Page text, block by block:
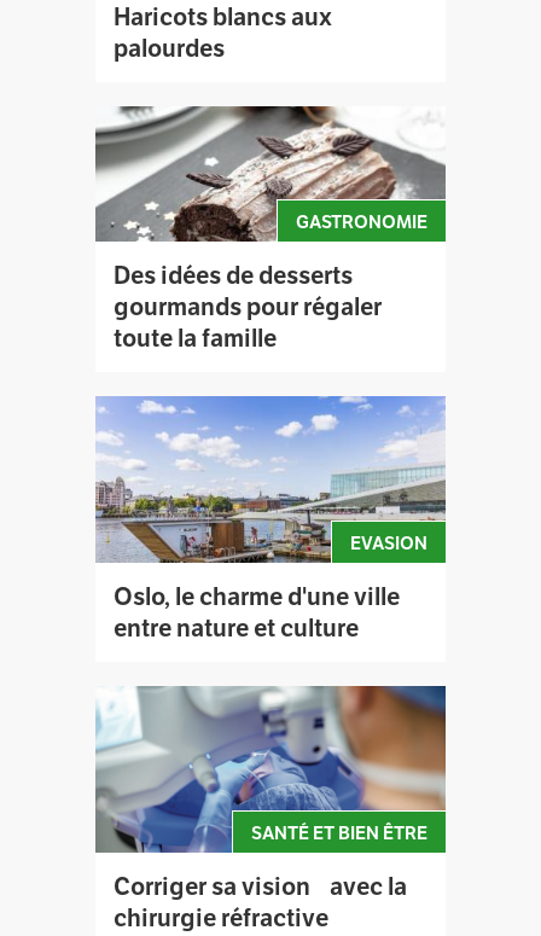
Haricots blancs aux
palourdes
GASTRONOMIE
Des idées de desserts
gourmands pour régaler
toute la famille
EVASION
Oslo, le charme d'une ville
entre nature et culture
SANTÉ ET BIEN ÊTRE
Corriger sa vision avec la
chirurgie réfractive